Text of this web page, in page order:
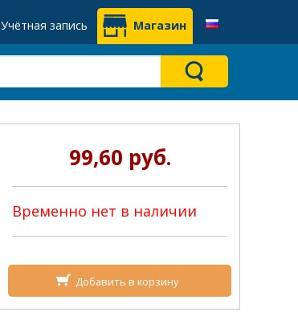
Учётная запись Магазин
99,60 руб.
Временно нет в наличии
Добавить в корзину